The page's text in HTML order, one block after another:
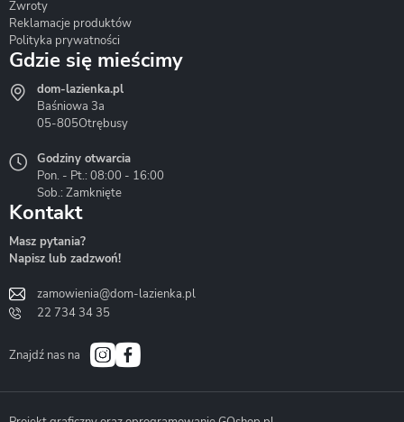
Hydrostop
Liveno
Bath&Spa
Zwroty
Reklamacje produktów
Polityka prywatności
Gdzie się mieścimy
dom-lazienka.pl
Baśniowa 3a
05-805Otrębusy
Godziny otwarcia
Pon. - Pt.: 08:00 - 16:00
Sob.: Zamknięte
Kontakt
Masz pytania?
Napisz lub zadzwoń!
zamowienia@dom-lazienka.pl
22 734 34 35
Znajdź nas na